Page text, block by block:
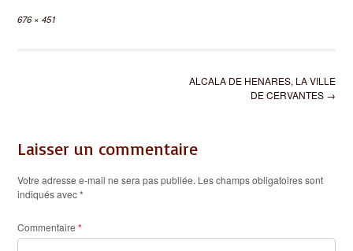
Full
676 × 451
ALCALA DE HENARES, LA VILLE
DE CERVANTES →
Laisser un commentaire
Votre adresse e-mail ne sera pas publiée. Les champs obligatoires sont
indiqués avec*
Commentaire *